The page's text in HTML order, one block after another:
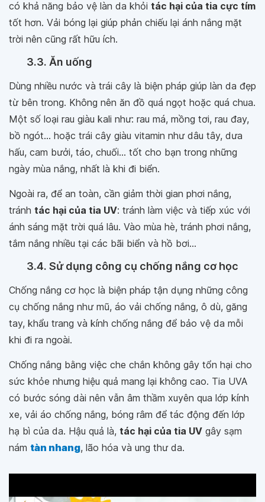
có khả năng bảo vệ làn da khỏi tác hại của tia cực tím
tốt hơn. Vải bóng lại giúp phản chiếu lại ánh nắng mặt
trời nên cũng rất hữu ích.
3.3. Ăn uống
Dùng nhiều nước và trái cây là biện pháp giúp làn da đẹp
từ bên trong. Không nên ăn đồ quá ngọt hoặc quá chua.
Một số loại rau giàu kali như: rau má, mồng tơi, rau đay,
bồ ngót... hoặc trái cây giàu vitamin như dâu tây, dưa
hấu, cam bưởi, táo, chuối... tốt cho bạn trong những
ngày mùa nắng, nhất là khi đi biển.
Ngoài ra, để an toàn, cần giảm thời gian phơi nắng,
tránh tác hại của tia UV: tránh làm việc và tiếp xúc với
ánh sáng mặt trời quá lâu. Vào mùa hè, tránh phơi nắng,
tắm nắng nhiều tại các bãi biển và hồ bơi...
3.4. Sử dụng công cụ chống nắng cơ học
Chống nắng cơ học là biện pháp tận dụng những công
cụ chống nắng như mũ, áo vải chống nắng, ô dù, găng
tay, khẩu trang và kính chống nắng để bảo vệ da mỗi
khi đi ra ngoài.
Chống nắng bằng việc che chắn không gây tổn hại cho
sức khỏe nhưng hiệu quả mang lại không cao. Tia UVA
có bước sóng dài nên vẫn âm thầm xuyên qua lớp kính
xe, vải áo chống nắng, bóng râm để tác động đến lớp
hạ bì của da. Hậu quả là, tác hại của tia UV gây sạm
nám tàn nhang, lão hóa và ung thư da.